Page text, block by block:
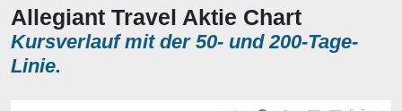
Allegiant Travel Aktie Chart
Kursverlauf mit der 50- und 200-Tage-
Linie.